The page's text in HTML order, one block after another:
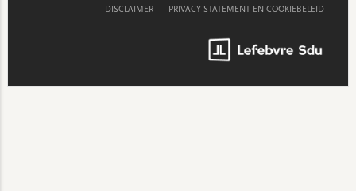
DISCLAIMER PRIVACY STATEMENT EN COOKIEBELEID